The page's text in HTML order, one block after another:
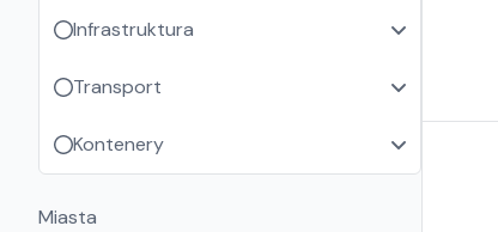
Infrastruktura
Transport
Kontenery
Miasta